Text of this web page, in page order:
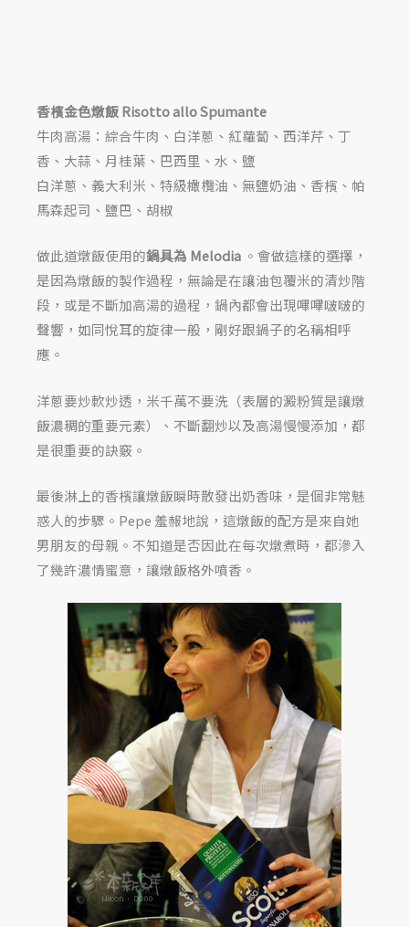
香檳金色燉飯 Risotto allo Spumante
牛肉高湯：綜合牛肉、白洋蔥、紅蘿蔔、西洋芹、丁
香、大蒜、月桂葉、巴西里、水、鹽
白洋蔥、義大利米、特級橄欖油、無鹽奶油、香檳、帕
馬森起司、鹽巴、胡椒
做此道燉飯使用的鍋具為 Melodia 。會做這樣的選擇，
是因為燉飯的製作過程，無論是在讓油包覆米的清炒階
段，或是不斷加高湯的過程，鍋內都會出現嗶嗶啵啵的
聲響，如同悅耳的旋律一般，剛好跟鍋子的名稱相呼
應。
洋蔥要炒軟炒透，米千萬不要洗（表層的澱粉質是讓燉
飯濃稠的重要元素）、不斷翻炒以及高湯慢慢添加，都
是很重要的訣竅。
最後淋上的香檳讓燉飯瞬時散發出奶香味，是個非常魅
惑人的步驟。Pepe 羞赧地說，這燉飯的配方是來自她
男朋友的母親。不知道是否因此在每次燉煮時，都滲入
了幾許濃情蜜意，讓燉飯格外噴香。